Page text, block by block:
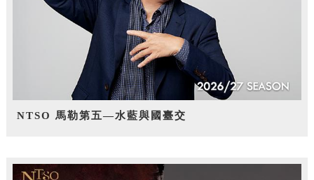
NTSO 馬勒第五—水藍與國臺交